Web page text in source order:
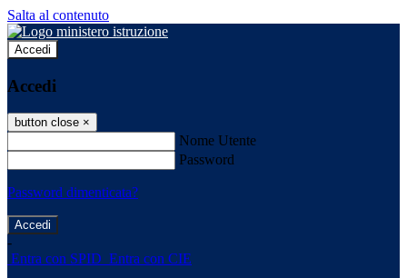
Salta al contenuto
Accedi
Accedi
button close ×
Nome Utente
Password
Password dimenticata?
-
Entra con SPID Entra con CIE